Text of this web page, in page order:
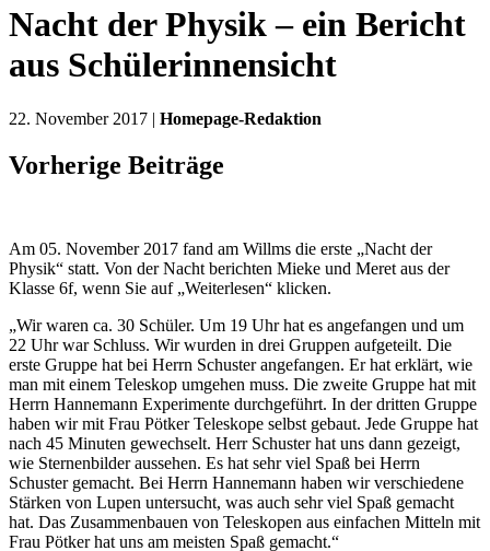
Nacht der Physik – ein Bericht
aus Schülerinnensicht
22. November 2017 | Homepage-Redaktion
Vorherige Beiträge
Am 05. November 2017 fand am Willms die erste „Nacht der
Physik“ statt. Von der Nacht berichten Mieke und Meret aus der
Klasse 6f, wenn Sie auf „Weiterlesen“ klicken.
„Wir waren ca. 30 Schüler. Um 19 Uhr hat es angefangen und um
22 Uhr war Schluss. Wir wurden in drei Gruppen aufgeteilt. Die
erste Gruppe hat bei Herrn Schuster angefangen. Er hat erklärt, wie
man mit einem Teleskop umgehen muss. Die zweite Gruppe hat mit
Herrn Hannemann Experimente durchgeführt. In der dritten Gruppe
haben wir mit Frau Pötker Teleskope selbst gebaut. Jede Gruppe hat
nach 45 Minuten gewechselt. Herr Schuster hat uns dann gezeigt,
wie Sternenbilder aussehen. Es hat sehr viel Spaß bei Herrn
Schuster gemacht. Bei Herrn Hannemann haben wir verschiedene
Stärken von Lupen untersucht, was auch sehr viel Spaß gemacht
hat. Das Zusammenbauen von Teleskopen aus einfachen Mitteln mit
Frau Pötker hat uns am meisten Spaß gemacht.“